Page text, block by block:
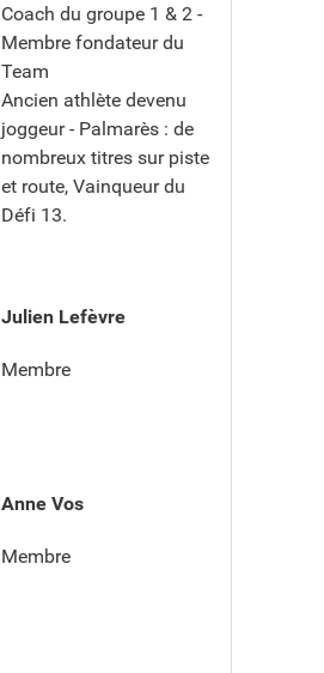
Coach du groupe 1 & 2 -
Membre fondateur du
Team
Ancien athlète devenu
joggeur - Palmarès : de
nombreux titres sur piste
et route, Vainqueur du
Défi 13.
Julien Lefèvre
Membre
Anne Vos
Membre